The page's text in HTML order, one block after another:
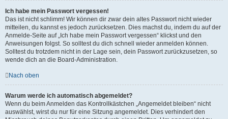
Ich habe mein Passwort vergessen!
Das ist nicht schlimm! Wir können dir zwar dein altes Passwort nicht wieder
mitteilen, du kannst es jedoch zurücksetzen. Dies machst du, indem du auf der
Anmelde-Seite auf „Ich habe mein Passwort vergessen“ klickst und den
Anweisungen folgst. So solltest du dich schnell wieder anmelden können.
Solltest du trotzdem nicht in der Lage sein, dein Passwort zurückzusetzen, so
wende dich an die Board-Administration.
Nach oben
Warum werde ich automatisch abgemeldet?
Wenn du beim Anmelden das Kontrollkästchen „Angemeldet bleiben“ nicht
auswählst, wirst du nur für eine Sitzung angemeldet. Dies verhindert den